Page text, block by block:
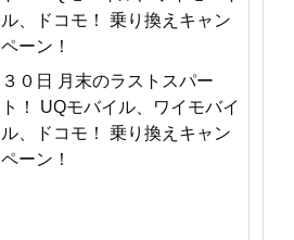
ル、ドコモ！ 乗り換えキャン
ペーン！
３０日 月末のラストスパー
ト！ UQモバイル、ワイモバイ
ル、ドコモ！ 乗り換えキャン
ペーン！